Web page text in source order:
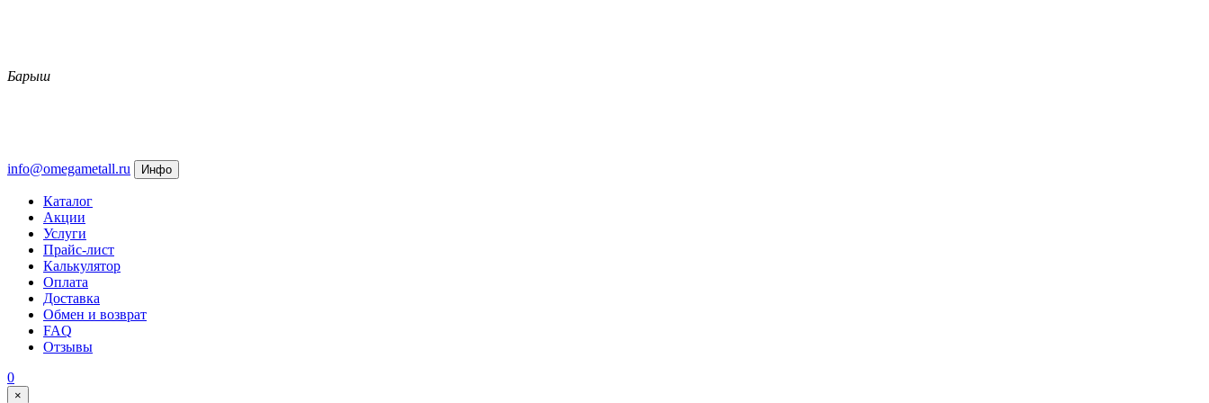
Барыш
info@omegametall.ru Инфо
Каталог
Акции
Услуги
Прайс-лист
Калькулятор
Оплата
Доставка
Обмен и возврат
FAQ
Отзывы
0
×